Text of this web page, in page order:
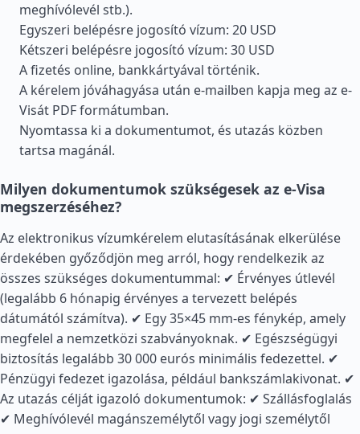
meghívólevél stb.).
Egyszeri belépésre jogosító vízum: 20 USD
Kétszeri belépésre jogosító vízum: 30 USD
A fizetés online, bankkártyával történik.
A kérelem jóváhagyása után e-mailben kapja meg az e-
Visát PDF formátumban.
Nyomtassa ki a dokumentumot, és utazás közben
tartsa magánál.
Milyen dokumentumok szükségesek az e-Visa
megszerzéséhez?
Az elektronikus vízumkérelem elutasításának elkerülése
érdekében győződjön meg arról, hogy rendelkezik az
összes szükséges dokumentummal: ✔ Érvényes útlevél
(legalább 6 hónapig érvényes a tervezett belépés
dátumától számítva). ✔ Egy 35×45 mm-es fénykép, amely
megfelel a nemzetközi szabványoknak. ✔ Egészségügyi
biztosítás legalább 30 000 eurós minimális fedezettel. ✔
Pénzügyi fedezet igazolása, például bankszámlakivonat. ✔
Az utazás célját igazoló dokumentumok: ✔ Szállásfoglalás
✔ Meghívólevél magánszemélytől vagy jogi személytől